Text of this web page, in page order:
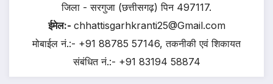
जिला - सरगुजा (छत्तीसगढ़) पिन 497117.
ईमेल:- chhattisgarhkranti25@Gmail.com
मोबाईल नं.:- +91 88785 57146, तकनीकी एवं शिकायत
संबंधित नं.:- +91 83194 58874